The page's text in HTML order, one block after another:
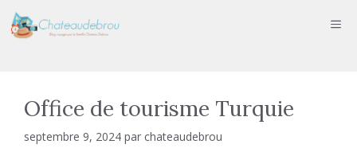
au
contenu
Office de tourisme Turquie
septembre 9, 2024 par chateaudebrou